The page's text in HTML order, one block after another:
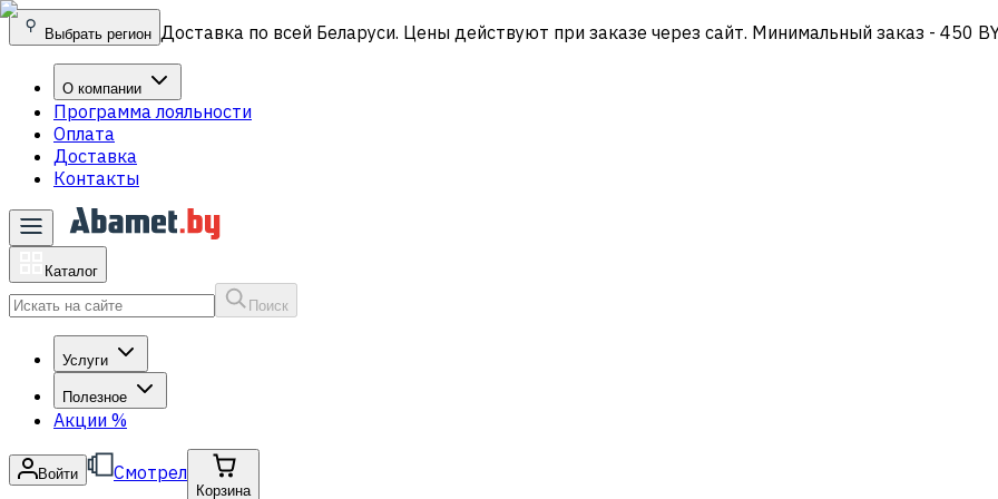
Выбрать регион Доставка по всей Беларуси. Цены действуют при заказе через сайт. Минимальный заказ - 450
О компании
Программа лояльности
Оплата
Доставка
Контакты
Каталог
Поиск
Услуги
Полезное
Акции %
Войти Смотрел
Корзина